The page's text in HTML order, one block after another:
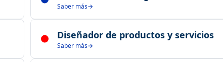
Saber más
empresarial.
Diseñador de productos y servicios
Saber más